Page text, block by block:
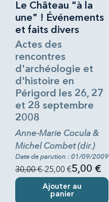
Le Château "à la
une" ! Événements
et faits divers
Actes des
rencontres
d'archéologie et
d'histoire en
Périgord les 26, 27
et 28 septembre
2008
Anne-Marie Cocula &
Michel Combet (dir.)
Date de parution : 01/09/2009
30,00 €-25,00 €5,00 €
Ajouter au
panier